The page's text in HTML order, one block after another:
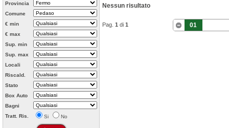
Provincia
Comune
€ min
€ max
Sup. min
Sup. max
Locali
Riscald.
Stato
Box Auto
Bagni
Tratt. Ris.
Si No
Nessun risultato
Pag. 1 di 1 01